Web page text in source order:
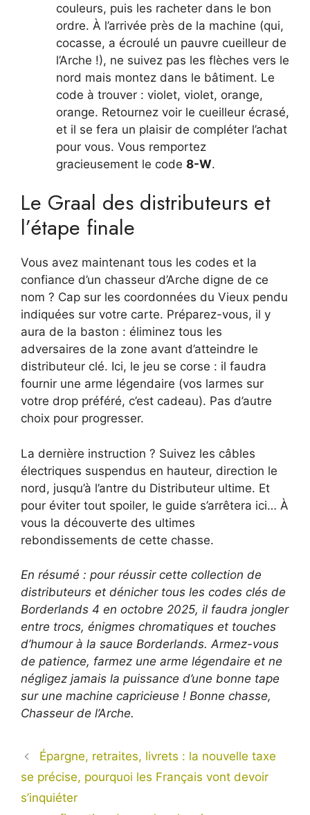
couleurs, puis les racheter dans le bon
ordre. À l’arrivée près de la machine (qui,
cocasse, a écroulé un pauvre cueilleur de
l’Arche !), ne suivez pas les flèches vers le
nord mais montez dans le bâtiment. Le
code à trouver : violet, violet, orange,
orange. Retournez voir le cueilleur écrasé,
et il se fera un plaisir de compléter l’achat
pour vous. Vous remportez
gracieusement le code 8-W.
Le Graal des distributeurs et
l’étape finale
Vous avez maintenant tous les codes et la
confiance d’un chasseur d’Arche digne de ce
nom ? Cap sur les coordonnées du Vieux pendu
indiquées sur votre carte. Préparez-vous, il y
aura de la baston : éliminez tous les
adversaires de la zone avant d’atteindre le
distributeur clé. Ici, le jeu se corse : il faudra
fournir une arme légendaire (vos larmes sur
votre drop préféré, c’est cadeau). Pas d’autre
choix pour progresser.
La dernière instruction ? Suivez les câbles
électriques suspendus en hauteur, direction le
nord, jusqu’à l’antre du Distributeur ultime. Et
pour éviter tout spoiler, le guide s’arrêtera ici… À
vous la découverte des ultimes
rebondissements de cette chasse.
En résumé : pour réussir cette collection de
distributeurs et dénicher tous les codes clés de
Borderlands 4 en octobre 2025, il faudra jongler
entre trocs, énigmes chromatiques et touches
d’humour à la sauce Borderlands. Armez-vous
de patience, farmez une arme légendaire et ne
négligez jamais la puissance d’une bonne tape
sur une machine capricieuse ! Bonne chasse,
Chasseur de l’Arche.
Épargne, retraites, livrets : la nouvelle taxe
se précise, pourquoi les Français vont devoir
s’inquiéter